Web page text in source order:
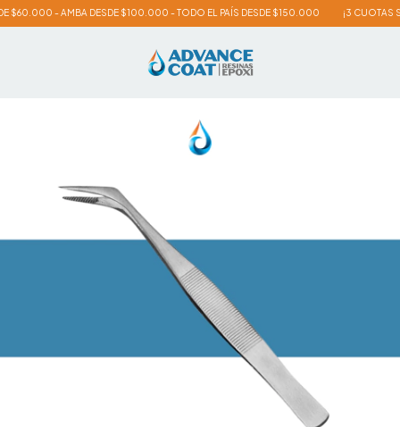
AMBA DESDE $100.000 - TODO EL PAÍS DESDE $150.000 ¡3 CUOTAS SIN